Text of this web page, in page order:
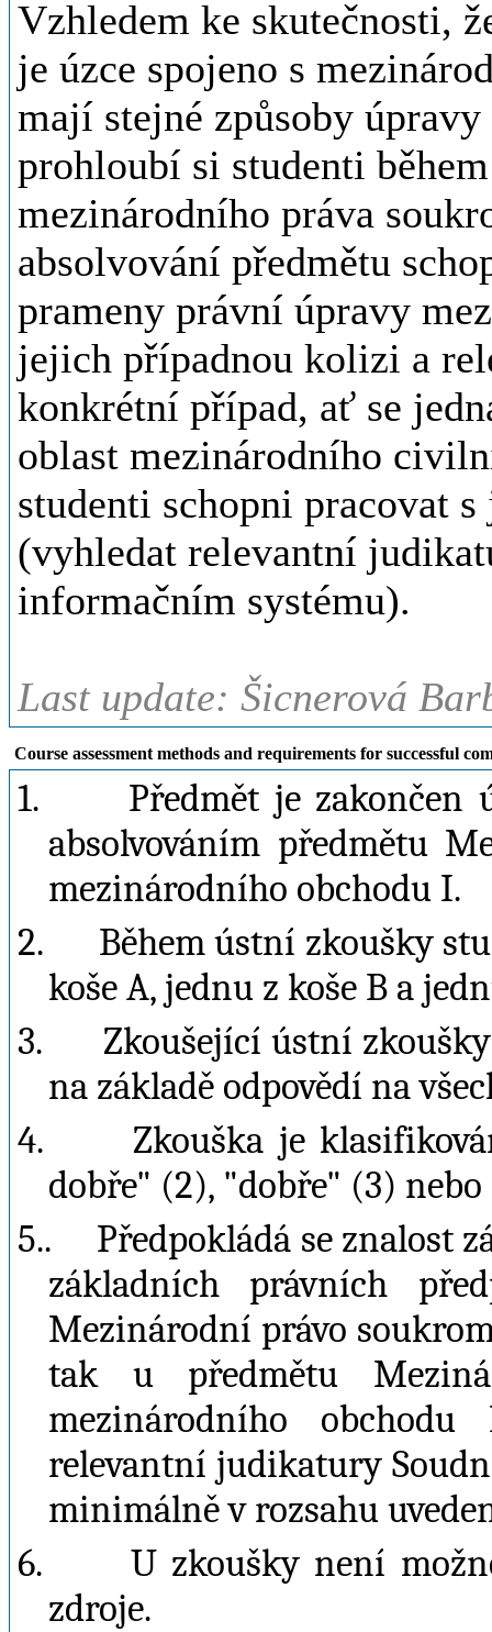
Vzhledem ke skutečnosti,
je úzce spojeno s
mají stejné způsoby
prohloubí si studenti
mezinárodního práva
absolvování předmětu
prameny právní úpravy
jejich případnou kolizi a
konkrétní případ, ať se
oblast mezinárodního
studenti schopni pracovat
(vyhledat relevantní
informačním systému).
Last update: Šicnerová
Course assessment methods and requirements for successful
1.
Předmět je zakončen
absolvováním předmětu
mezinárodního obchodu I.
2.
Během ústní zkoušky
koše A, jednu z koše B a
3.
Zkoušející ústní
na základě odpovědí na
4.
Zkouška je
dobře" (2), "dobře" (3)
5..
Předpokládá se znalost
základních právních
Mezinárodní právo
tak u předmětu
mezinárodního
relevantní judikatury
minimálně v rozsahu
6.
U zkoušky není
zdroje.